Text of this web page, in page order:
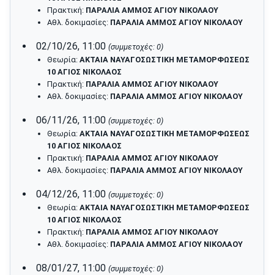
Πρακτική: ΠΑΡΑΛΙΑ ΑΜΜΟΣ ΑΓΙΟΥ ΝΙΚΟΛΑΟΥ
Αθλ. δοκιμασίες: ΠΑΡΑΛΙΑ ΑΜΜΟΣ ΑΓΙΟΥ ΝΙΚΟΛΑΟΥ
02/10/26, 11:00 (συμμετοχές: 0)
Θεωρία: ΑΚΤΑΙΑ ΝΑΥΑΓΟΣΩΣΤΙΚΗ ΜΕΤΑΜΟΡΦΩΣΕΩΣ
10 ΑΓΙΟΣ ΝΙΚΟΛΑΟΣ
Πρακτική: ΠΑΡΑΛΙΑ ΑΜΜΟΣ ΑΓΙΟΥ ΝΙΚΟΛΑΟΥ
Αθλ. δοκιμασίες: ΠΑΡΑΛΙΑ ΑΜΜΟΣ ΑΓΙΟΥ ΝΙΚΟΛΑΟΥ
06/11/26, 11:00 (συμμετοχές: 0)
Θεωρία: ΑΚΤΑΙΑ ΝΑΥΑΓΟΣΩΣΤΙΚΗ ΜΕΤΑΜΟΡΦΩΣΕΩΣ
10 ΑΓΙΟΣ ΝΙΚΟΛΑΟΣ
Πρακτική: ΠΑΡΑΛΙΑ ΑΜΜΟΣ ΑΓΙΟΥ ΝΙΚΟΛΑΟΥ
Αθλ. δοκιμασίες: ΠΑΡΑΛΙΑ ΑΜΜΟΣ ΑΓΙΟΥ ΝΙΚΟΛΑΟΥ
04/12/26, 11:00 (συμμετοχές: 0)
Θεωρία: ΑΚΤΑΙΑ ΝΑΥΑΓΟΣΩΣΤΙΚΗ ΜΕΤΑΜΟΡΦΩΣΕΩΣ
10 ΑΓΙΟΣ ΝΙΚΟΛΑΟΣ
Πρακτική: ΠΑΡΑΛΙΑ ΑΜΜΟΣ ΑΓΙΟΥ ΝΙΚΟΛΑΟΥ
Αθλ. δοκιμασίες: ΠΑΡΑΛΙΑ ΑΜΜΟΣ ΑΓΙΟΥ ΝΙΚΟΛΑΟΥ
08/01/27, 11:00 (συμμετοχές: 0)